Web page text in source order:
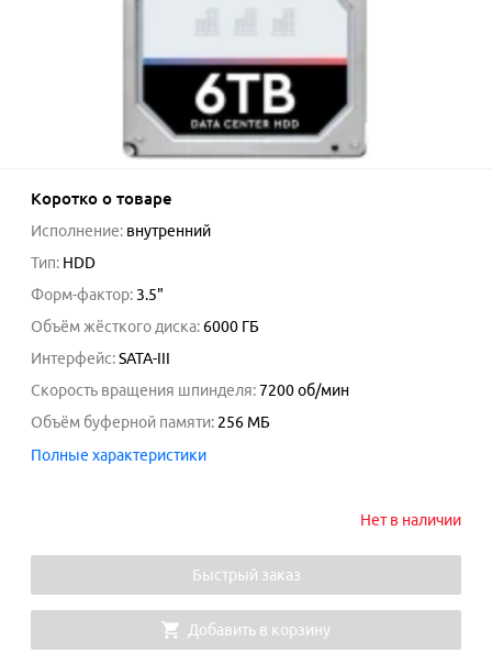
Коротко о товаре
Исполнение: внутренний
Тип: HDD
Форм-фактор: 3.5"
Объём жёсткого диска:6000 ГБ
Интерфейс:SATA-III
Скорость вращения шпинделя:7200 об/мин
Объём буферной памяти: 256 МБ
Полные характеристики
Нет в наличии
Быстрый заказ
Добавить в корзину